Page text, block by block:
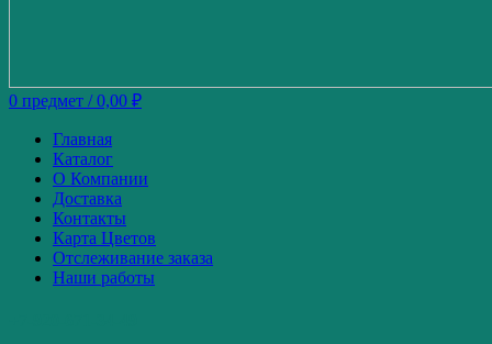
0 предмет / 0,00 ₽
Главная
Каталог
О Компании
Доставка
Контакты
Карта Цветов
Отслеживание заказа
Наши работы